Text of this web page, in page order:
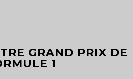
GRAND PRIX DE
1